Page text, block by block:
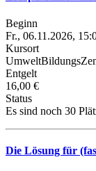
Beginn
Fr., 06.11.2026,
Kursort
Entgelt
16,00 €
Status
Es sind noch 30
Die Lösung für